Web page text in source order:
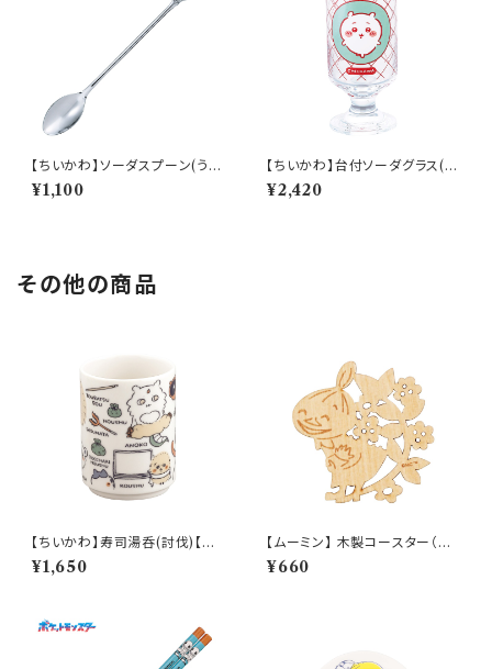
【ちいかわ】ソーダスプーン(うさ
ぎ)【CKW40】CKW43-850
¥1,100
【ちいかわ】台付ソーダグラス(ち
いかわ)【CKW40】CKW41-81
3
¥2,420
その他の商品
【ちいかわ】寿司湯呑(討伐)【CK
W50】CKW52-327
¥1,650
【ムーミン】 木製コースター（リト
ルミイ）【木製コースター】
¥660